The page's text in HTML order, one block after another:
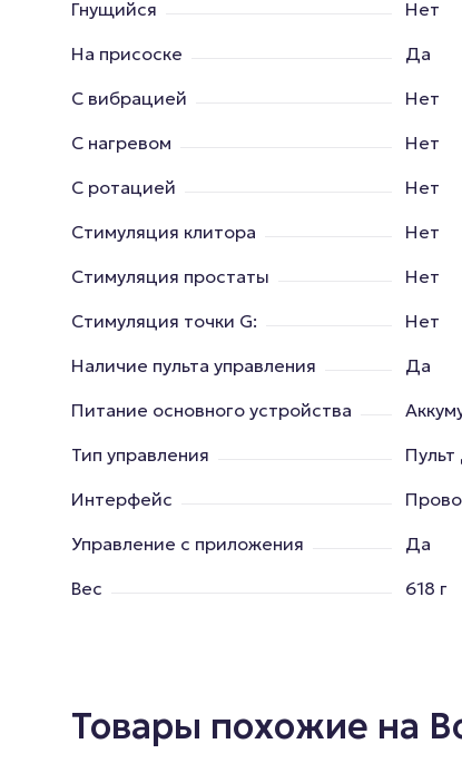
Гнущийся
Нет
На присоске
Да
С вибрацией
Нет
С нагревом
Нет
С ротацией
Нет
Стимуляция клитора
Нет
Стимуляция простаты
Нет
Стимуляция точки G:
Нет
Наличие пульта управления
Да
Питание основного устройства
Тип управления
Интерфейс
Управление с приложения
Да
Вес
618 г
Товары похожие на